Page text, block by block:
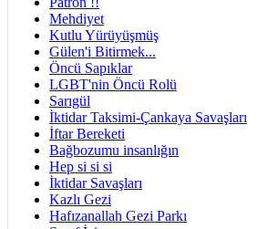
Mehdiyet
Kutlu Yürüyüşmüş
Gülen'i Bitirmek...
Öncü Sapıklar
LGBT'nin Öncü Rolü
Sarıgül
İktidar Taksimi-Çankaya Savaşları
İftar Bereketi
Bağbozumu insanlığın
Hep si si si
İktidar Savaşları
Kazlı Gezi
Hafızanallah Gezi Parkı